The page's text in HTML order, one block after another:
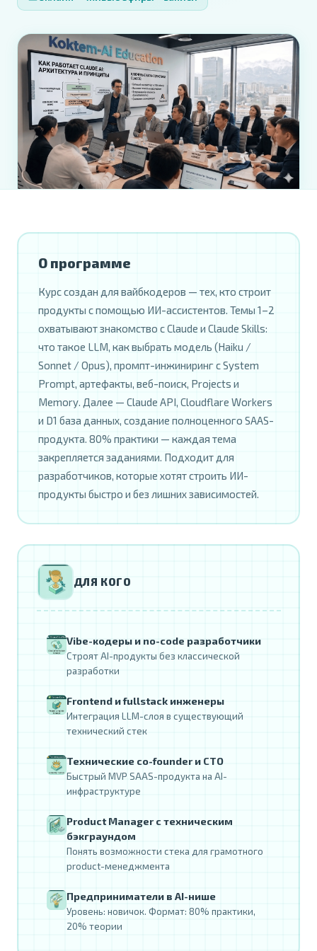
О программе
Курс создан для вайбкодеров — тех, кто строит
продукты с помощью ИИ-ассистентов. Темы 1–2
охватывают знакомство с Claude и Claude Skills:
что такое LLM, как выбрать модель (Haiku /
Sonnet / Opus), промпт-инжиниринг с System
Prompt, артефакты, веб-поиск, Projects и
Memory. Далее — Claude API, Cloudflare Workers
и D1 база данных, создание полноценного SAAS-
продукта. 80% практики — каждая тема
закрепляется заданиями. Подходит для
разработчиков, которые хотят строить ИИ-
продукты быстро и без лишних зависимостей.
ДЛЯ КОГО
Vibe-кодеры и no-code разработчики
Строят AI-продукты без классической
разработки
Frontend и fullstack инженеры
Интеграция LLM-слоя в существующий
технический стек
Технические co-founder и CTO
Быстрый MVP SAAS-продукта на AI-
инфраструктуре
Product Manager с техническим
бэкграундом
Понять возможности стека для грамотного
product-менеджмента
Предприниматели в AI-нише
Уровень: новичок. Формат: 80% практики,
20% теории